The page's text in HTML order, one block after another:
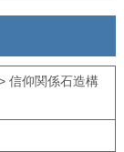
信仰関係石造構